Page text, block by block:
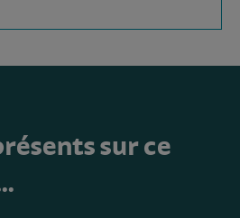
sur ce